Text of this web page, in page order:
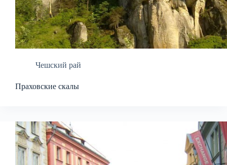
Чешский рай
Праховские скалы